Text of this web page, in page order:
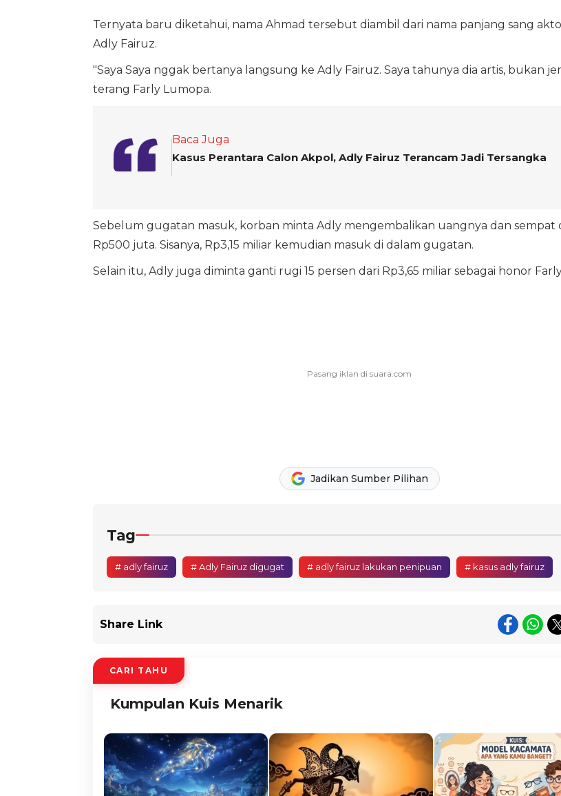
Ternyata baru diketahui, nama Ahmad tersebut diambil dari nama panjang sang
Adly Fairuz.
"Saya Saya nggak bertanya langsung ke Adly Fairuz. Saya tahunya dia artis, bukan
terang Farly Lumopa.
Baca Juga
Kasus Perantara Calon Akpol, Adly Fairuz Terancam Jadi Tersangka
Sebelum gugatan masuk, korban minta Adly mengembalikan uangnya dan sempat
Rp500 juta. Sisanya, Rp3,15 miliar kemudian masuk di dalam gugatan.
Selain itu, Adly juga diminta ganti rugi 15 persen dari Rp3,65 miliar sebagai honor
Jadikan Sumber Pilihan
Tag
# adly fairuz # Adly Fairuz digugat # adly fairuz lakukan penipuan # kasus adly fairuz
Share Link
CARI TAHU
Kumpulan Kuis Menarik